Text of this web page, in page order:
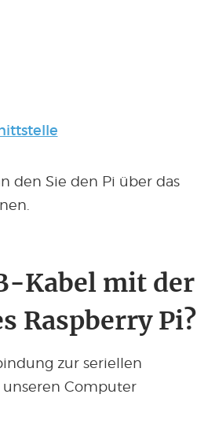
den Sie den Pi über das
Kabel mit der
Raspberry Pi?
zur seriellen
Computer